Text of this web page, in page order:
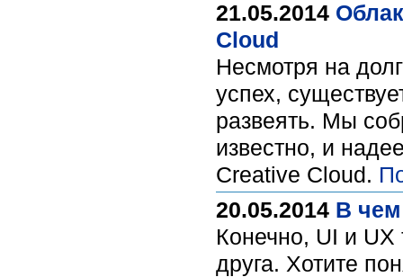
21.05.2014
Cloud
Несмотря на
успех,
развеять. Мы
известно, и
Creative Cloud.
20.05.2014 В чем
Конечно, UI и UX
друга. Хотите